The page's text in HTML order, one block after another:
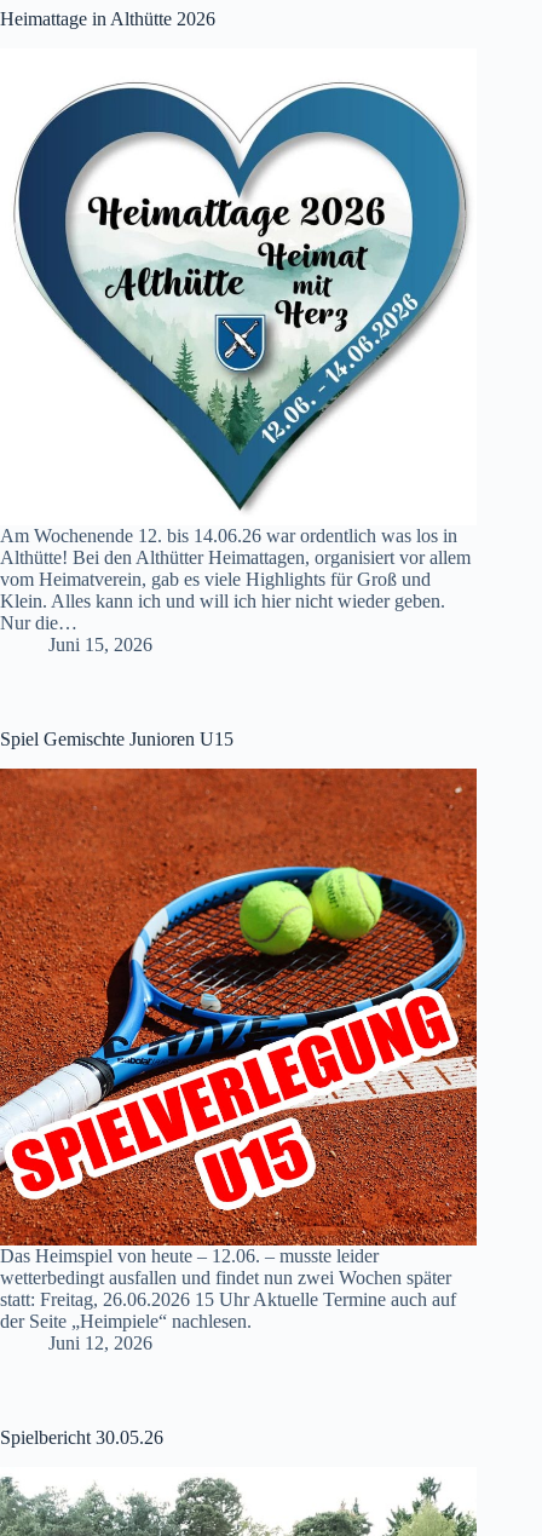
Heimattage in Althütte 2026
Am Wochenende 12. bis 14.06.26 war ordentlich was los in
Althütte! Bei den Althütter Heimattagen, organisiert vor allem
vom Heimatverein, gab es viele Highlights für Groß und
Klein. Alles kann ich und will ich hier nicht wieder geben.
Nur die…
Juni 15, 2026
Spiel Gemischte Junioren U15
Das Heimspiel von heute – 12.06. – musste leider
wetterbedingt ausfallen und findet nun zwei Wochen später
statt: Freitag, 26.06.2026 15 Uhr Aktuelle Termine auch auf
der Seite „Heimpiele“ nachlesen.
Juni 12, 2026
Spielbericht 30.05.26